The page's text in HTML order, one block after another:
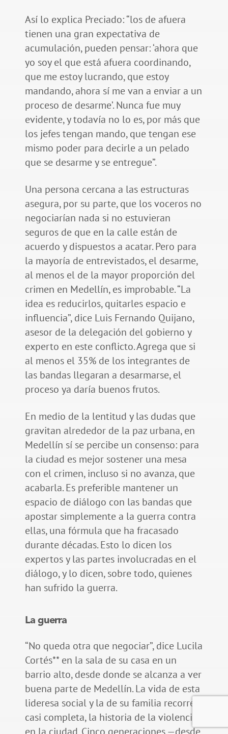
Así lo explica Preciado: “los de afuera
tienen una gran expectativa de
acumulación, pueden pensar: ‘ahora que
yo soy el que está afuera coordinando,
que me estoy lucrando, que estoy
mandando, ahora sí me van a enviar a un
proceso de desarme’. Nunca fue muy
evidente, y todavía no lo es, por más que
los jefes tengan mando, que tengan ese
mismo poder para decirle a un pelado
que se desarme y se entregue”.
Una persona cercana a las estructuras
asegura, por su parte, que los voceros no
negociarían nada si no estuvieran
seguros de que en la calle están de
acuerdo y dispuestos a acatar. Pero para
la mayoría de entrevistados, el desarme,
al menos el de la mayor proporción del
crimen en Medellín, es improbable. “La
idea es reducirlos, quitarles espacio e
influencia”, dice Luis Fernando Quijano,
asesor de la delegación del gobierno y
experto en este conflicto. Agrega que si
al menos el 35% de los integrantes de
las bandas llegaran a desarmarse, el
proceso ya daría buenos frutos.
En medio de la lentitud y las dudas que
gravitan alrededor de la paz urbana, en
Medellín sí se percibe un consenso: para
la ciudad es mejor sostener una mesa
con el crimen, incluso si no avanza, que
acabarla. Es preferible mantener un
espacio de diálogo con las bandas que
apostar simplemente a la guerra contra
ellas, una fórmula que ha fracasado
durante décadas. Esto lo dicen los
expertos y las partes involucradas en el
diálogo, y lo dicen, sobre todo, quienes
han sufrido la guerra.
La guerra
“No queda otra que negociar”, dice Lucila
Cortés** en la sala de su casa en un
barrio alto, desde donde se alcanza a ver
buena parte de Medellín. La vida de esta
lideresa social y la de su familia recorren,
casi completa, la historia de la violencia